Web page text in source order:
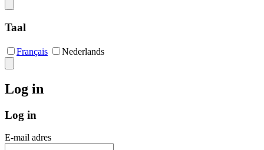
Taal
Français Nederlands
Log in
Log in
E-mail adres